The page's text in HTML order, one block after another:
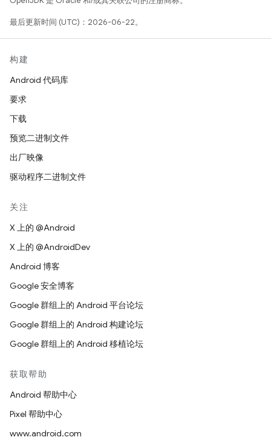
最后更新时间 (UTC)：2026-06-22。
构建
Android 代码库
要求
下载
预览二进制文件
出厂映像
驱动程序二进制文件
关注
X 上的 @Android
X 上的 @AndroidDev
Android 博客
Google 安全博客
Google 群组上的 Android 平台论坛
Google 群组上的 Android 构建论坛
Google 群组上的 Android 移植论坛
获取帮助
Android 帮助中心
Pixel 帮助中心
www.android.com